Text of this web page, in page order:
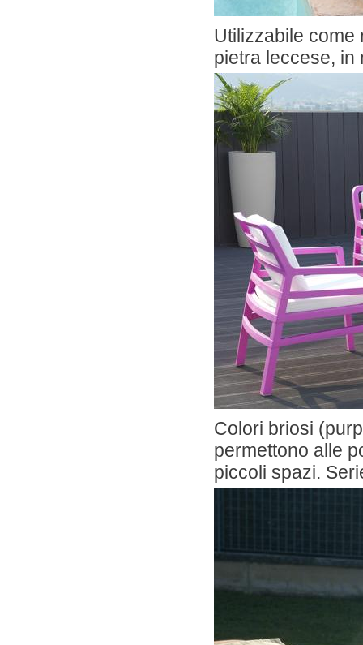
Utilizzabile
pietra leccese,
Colori briosi
permettono alle
piccoli spazi.